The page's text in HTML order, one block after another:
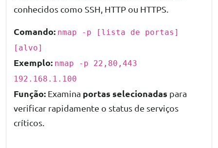
conhecidos como SSH, HTTP ou HTTPS.
Comando: nmap -p [lista de portas]
[alvo]
Exemplo: nmap -p 22,80,443
192.168.1.100
Função: Examina portas selecionadas para
verificar rapidamente o status de serviços
críticos.